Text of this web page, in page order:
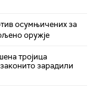
осумњичених за
оружје
тројица
зарадили